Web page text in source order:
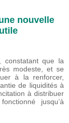
nouvelle
constatant que la
modeste, et se
à la renforcer,
de liquidités à
à distribuer
jusqu’à